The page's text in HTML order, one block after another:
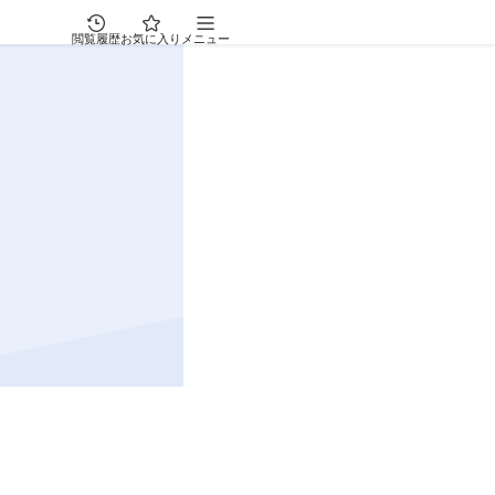
閲覧履歴お気に入り メニュー